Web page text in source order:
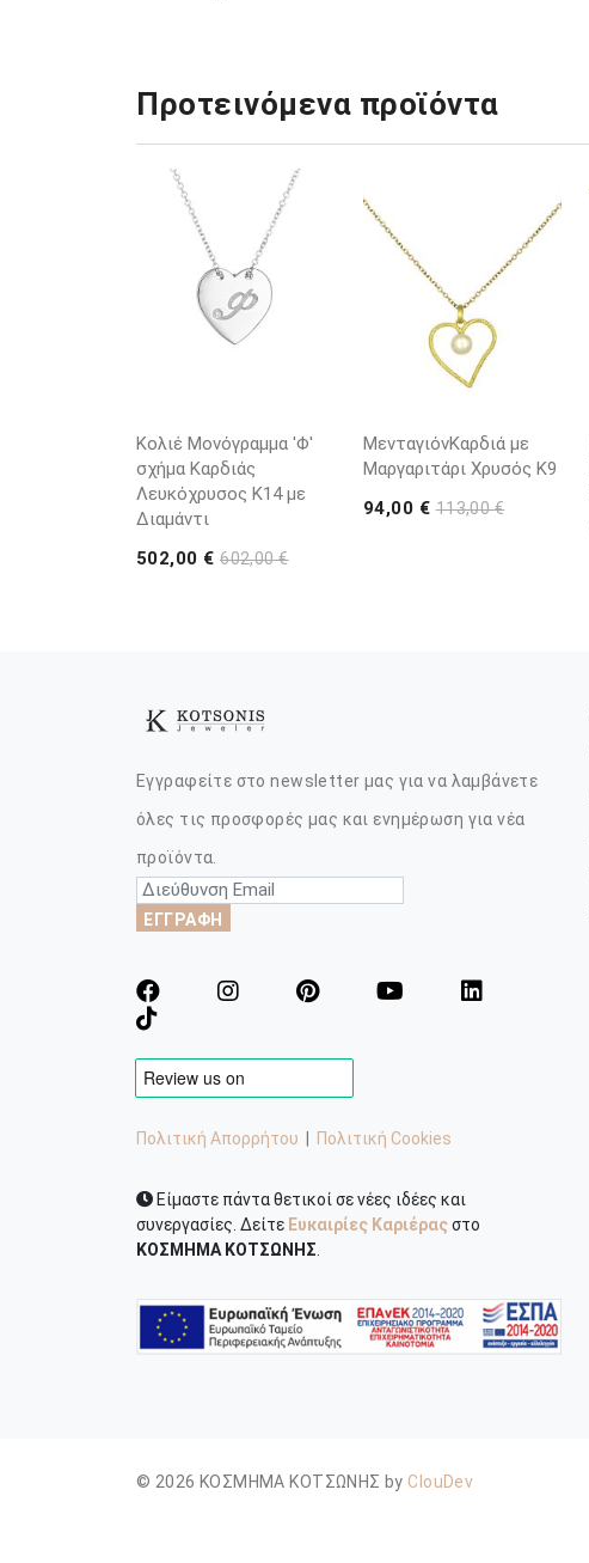
Προτεινόμενα προϊόντα
Κολιέ Μονόγραμμα 'Φ'
σχήμα Καρδιάς
Λευκόχρυσος K14 με
Διαμάντι
502,00 €602,00 €
ΜενταγιόνΚαρδιά με
Μαργαριτάρι Χρυσός K9
94,00 €113,00 €
Εγγραφείτε στο newsletter μας για να λαμβάνετε
όλες τις προσφορές μας και ενημέρωση για νέα
προϊόντα.
ΕΓΓΡΑΦΗ
Πολιτική Απορρήτου Πολιτική Cookies
Είμαστε πάντα θετικοί σε νέες ιδέες και
συνεργασίες. Δείτε Ευκαιρίες Καριέραςστο
ΚΟΣΜΗΜΑ ΚΟΤΣΩΝΗΣ
© 2026 ΚΟΣΜΗΜΑ ΚΟΤΣΩΝΗΣ by ClouDev